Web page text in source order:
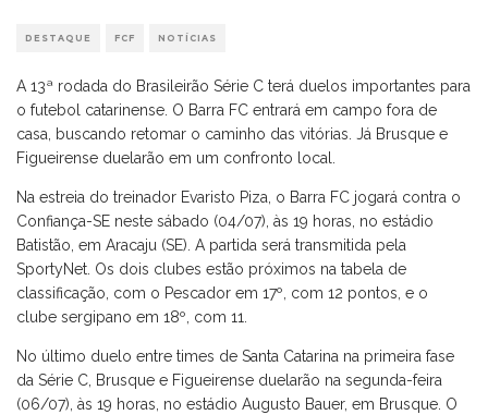
DESTAQUE FCF NOTÍCIAS
A 13ª rodada do Brasileirão Série C terá duelos importantes para
o futebol catarinense. O Barra FC entrará em campo fora de
casa, buscando retomar o caminho das vitórias. Já Brusque e
Figueirense duelarão em um confronto local.
Na estreia do treinador Evaristo Piza, o Barra FC jogará contra o
Confiança-SE neste sábado (04/07), às 19 horas, no estádio
Batistão, em Aracaju (SE). A partida será transmitida pela
SportyNet. Os dois clubes estão próximos na tabela de
classificação, com o Pescador em 17º, com 12 pontos, e o
clube sergipano em 18º, com 11.
No último duelo entre times de Santa Catarina na primeira fase
da Série C, Brusque e Figueirense duelarão na segunda-feira
(06/07), às 19 horas, no estádio Augusto Bauer, em Brusque. O